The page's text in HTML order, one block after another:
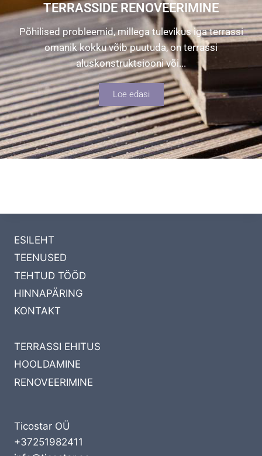
TERRASSIDE RENOVEERIMINE
Põhilised probleemid, millega tulevikus iga terrassi
omanik kokku võib puutuda, on terrassi
aluskonstruktsiooni või...
Loe edasi
ESILEHT
TEENUSED
TEHTUD TÖÖD
HINNAPÄRING
KONTAKT
TERRASSI EHITUS
HOOLDAMINE
RENOVEERIMINE
Ticostar OÜ
+37251982411